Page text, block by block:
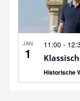
JAN
1
11:00 -
Historische